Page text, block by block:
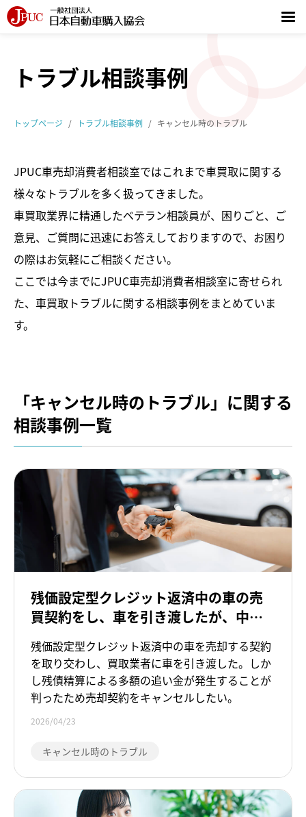
JPUCとは
憲章／行動基準
団体概要／関連団体
JPUC会員一覧
車売却消費者相談室
トラブル相談事例
トラブル解決お役立ち情報
JPUC適正買取店
適正買取店一覧
適正買取店認定制度
プライバシーポリシー
利用規約
ドキュメントライブラリ
トラブル相談事例
トップページ トラブル相談事例 キャンセル時のトラブル
JPUC車売却消費者相談室ではこれまで車買取に関する
様々なトラブルを多く扱ってきました。
車買取業界に精通したベテラン相談員が、困りごと、ご
意見、ご質問に迅速にお答えしておりますので、お困り
の際はお気軽にご相談ください。
ここでは今までにJPUC車売却消費者相談室に寄せられ
た、車買取トラブルに関する相談事例をまとめていま
す。
「キャンセル時のトラブル」に関する
相談事例一覧
残価設定型クレジット返済中の車の売
買契約をし、車を引き渡したが、中途
解約による追い金が発生するため、キ
ャンセルをしたい
残価設定型クレジット返済中の車を売却する契約
を取り交わし、買取業者に車を引き渡した。しか
し残債精算による多額の追い金が発生することが
判ったため売却契約をキャンセルしたい。
2026/04/23
キャンセル時のトラブル